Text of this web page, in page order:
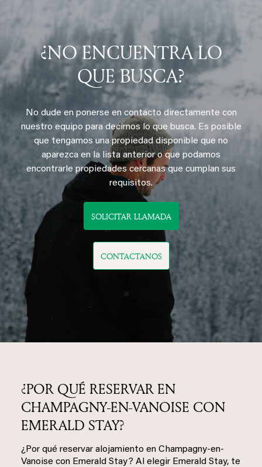
¿NO ENCUENTRA LO
QUE BUSCA?
No dude en ponerse en contacto directamente con
nuestro equipo para decirnos lo que busca. Es posible
que tengamos una propiedad disponible que no
aparezca en la lista anterior o que podamos
encontrarle propiedades cercanas que cumplan sus
requisitos.
SOLICITAR LLAMADA
CONTACTANOS
¿POR QUÉ RESERVAR EN
CHAMPAGNY-EN-VANOISE CON
EMERALD STAY?
¿Por qué reservar alojamiento en Champagny-en-
Vanoise con Emerald Stay? Al elegir Emerald Stay, te